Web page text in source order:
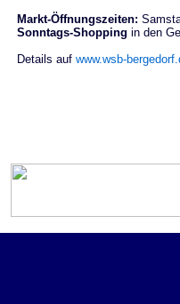
Markt-Öffnungszeiten:
Sonntags-Shopping in den
Details auf www.wsb-